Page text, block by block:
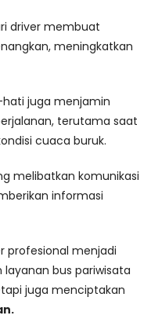
driver membuat
meningkatkan
juga menjamin
terutama saat
cuaca buruk.
melibatkan komunikasi
informasi
profesional menjadi
bus pariwisata
juga menciptakan